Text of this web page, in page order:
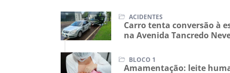
ACIDENTES
na Avenida Tancredo Neves